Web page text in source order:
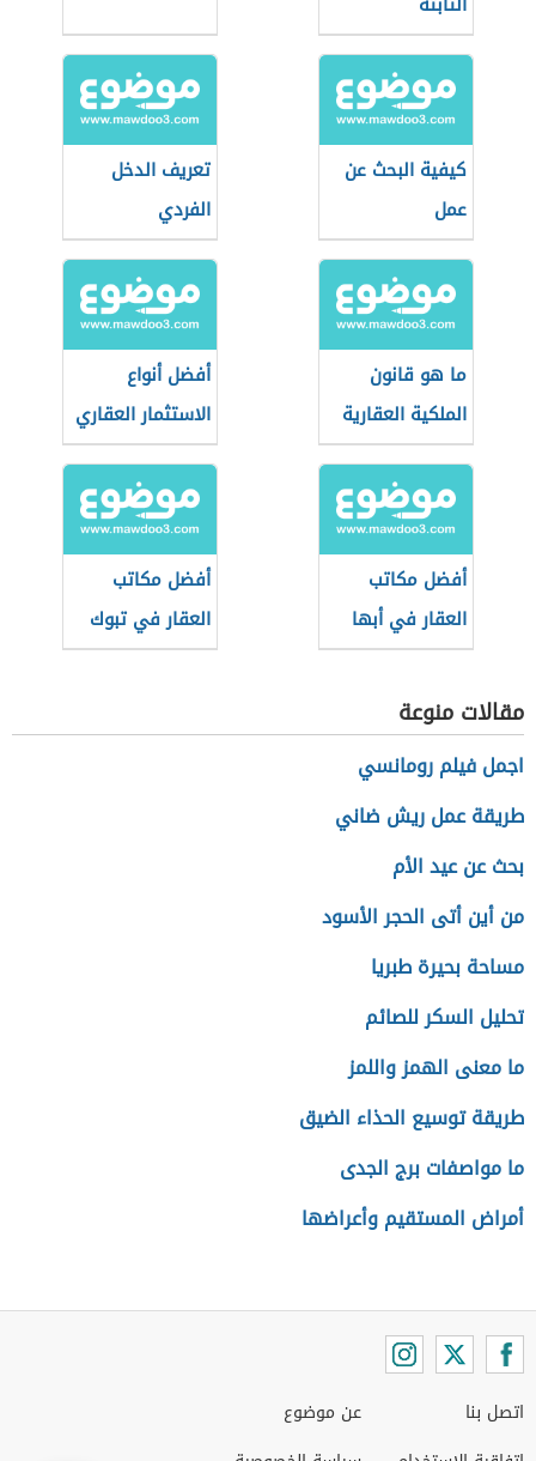
كيفية البحث عن
عمل
تعريف الدخل
الفردي
ما هو قانون
الملكية العقارية
في الإمارات
العربية
أفضل أنواع
الاستثمار العقاري
في الإمارات
أفضل مكاتب
العقار في أبها
أفضل مكاتب
العقار في تبوك
مقالات منوعة
اجمل فيلم رومانسي
طريقة عمل ريش ضاني
بحث عن عيد الأم
من أين أتى الحجر الأسود
مساحة بحيرة طبريا
تحليل السكر للصائم
ما معنى الهمز واللمز
طريقة توسيع الحذاء الضيق
ما مواصفات برج الجدى
أمراض المستقيم وأعراضها
اتصل بنا
عن موضوع